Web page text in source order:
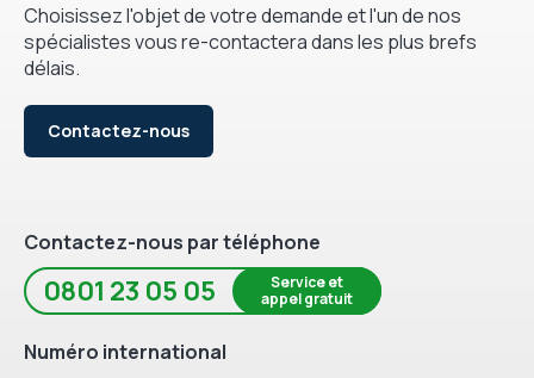
Choisissez l'objet de votre demande et l'un de nos
spécialistes vous re-contactera dans les plus brefs
délais.
Contactez-nous
Contactez-nous par téléphone
0801 23 05 05
Service et
appel gratuit
Numéro international